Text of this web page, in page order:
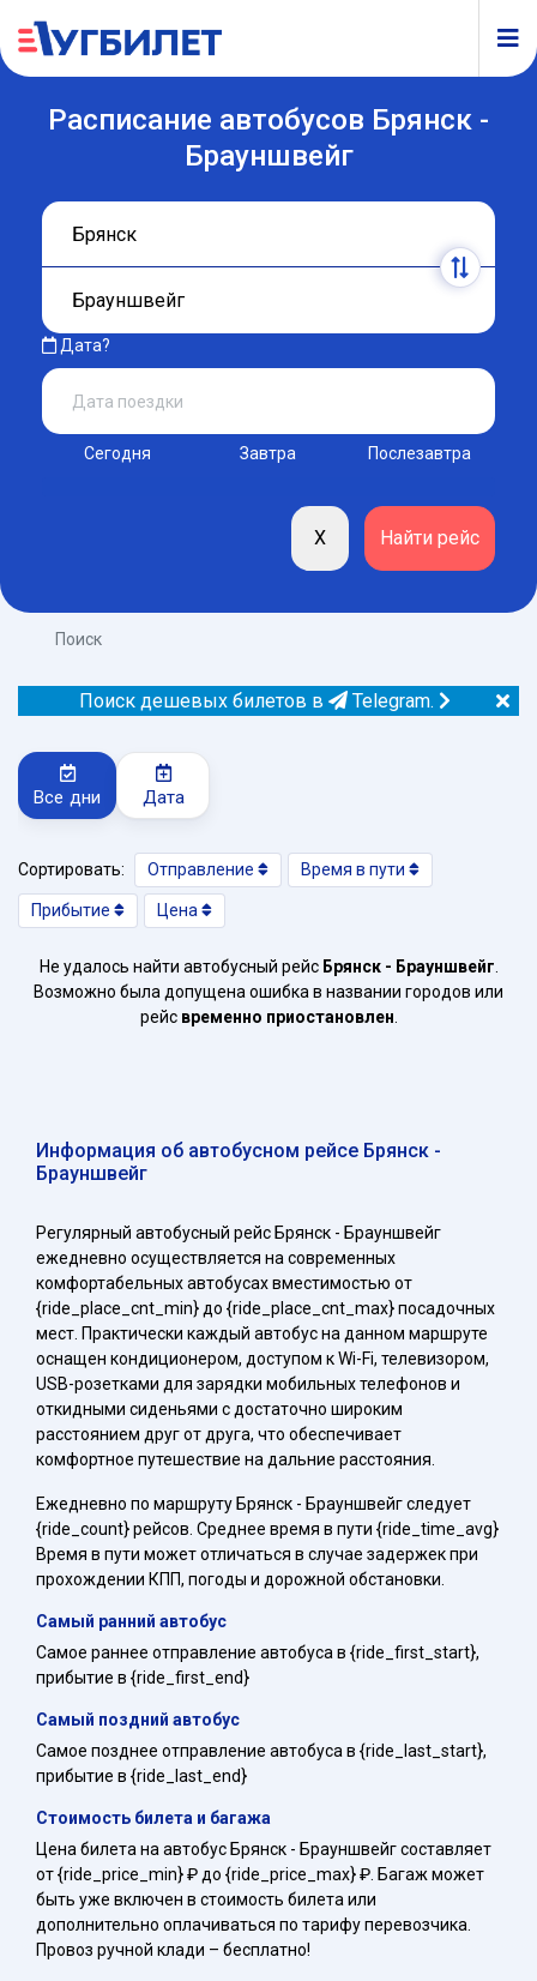
Расписание автобусов Брянск -
Брауншвейг
Дата?
Сегодня Завтра Послезавтра
Поиск
Поиск дешевых билетов в Telegram.
Все дни Дата
Сортировать: Отправление Время в пути
Прибытие Цена
Не удалось найти автобусный рейс Брянск - Брауншвейг
Возможно была допущена ошибка в названии городов или
рейс временно приостановлен
Информация об автобусном рейсе Брянск -
Брауншвейг
Регулярный автобусный рейс Брянск - Брауншвейг
ежедневно осуществляется на современных
комфортабельных автобусах вместимостью от
{ride_place_cnt_min} до {ride_place_cnt_max} посадочных
мест. Практически каждый автобус на данном маршруте
оснащен кондиционером, доступом к Wi-Fi, телевизором,
USB-розетками для зарядки мобильных телефонов и
откидными сиденьями с достаточно широким
расстоянием друг от друга, что обеспечивает
комфортное путешествие на дальние расстояния.
Ежедневно по маршруту Брянск - Брауншвейг следует
{ride_count} рейсов. Среднее время в пути {ride_time_avg}
Время в пути может отличаться в случае задержек при
прохождении КПП, погоды и дорожной обстановки.
Самый ранний автобус
Самое раннее отправление автобуса в {ride_first_start},
прибытие в {ride_first_end}
Самый поздний автобус
Самое позднее отправление автобуса в {ride_last_start},
прибытие в {ride_last_end}
Стоимость билета и багажа
Цена билета на автобус Брянск - Брауншвейг составляет
от {ride_price_min} ₽ до {ride_price_max} ₽. Багаж может
быть уже включен в стоимость билета или
дополнительно оплачиваться по тарифу перевозчика.
Провоз ручной клади – бесплатно!